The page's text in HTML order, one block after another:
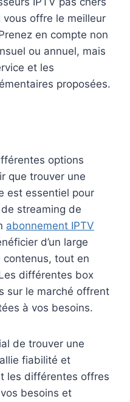
offre le meilleur
en compte non
ou annuel, mais
et les
proposées.
options
que trouver une
est essentiel pour
streaming de
abonnement IPTV
d’un large
tout en
différentes box
sur le marché offrent
à vos besoins.
de trouver une
fiabilité et
les différentes offres
besoins et